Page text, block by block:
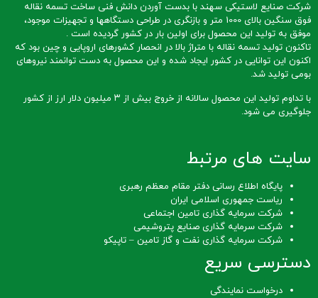
شرکت صنایع لاستیکی سهند با بدست آوردن دانش فنی ساخت تسمه نقاله
فوق سنگین بالای 1000 متر و بازنگری در طراحی دستگاهها و تجهیزات موجود،
موفق به تولید این محصول برای اولین بار در کشور گردیده است .
تاکنون تولید تسمه نقاله با متراژ بالا در انحصار کشورهای اروپایی و چین بود که
اکنون این توانایی در کشور ایجاد شده و این محصول به دست توانمند نیروهای
بومی تولید شد.
با تداوم تولید این محصول سالانه از خروج بیش از ۳ میلیون دلار ارز از کشور
جلوگیری می شود.
سایت های مرتبط
پایگاه اطلاع رسانی دفتر مقام معظم رهبری
ریاست جمهوری اسلامی ایران
شرکت سرمایه گذاری تامین اجتماعی
شرکت سرمایه گذاری صنایع پتروشیمی
شرکت سرمایه گذاری نفت و گاز تامین – تاپیکو
دسترسی سریع
درخواست نمایندگی